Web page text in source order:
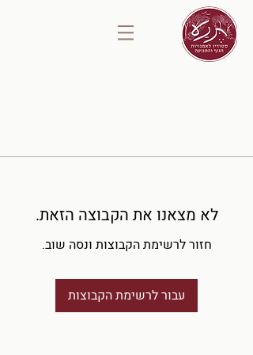
לא מצאנו את הקבוצה הזאת.
חזור לרשימת הקבוצות ונסה שוב.
עבור לרשימת הקבוצות